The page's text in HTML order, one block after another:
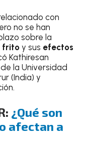
con
no se han
sobre la
frito y sus efectos
Kathiresan
la Universidad
(India) y
¿Qué son
afectan a